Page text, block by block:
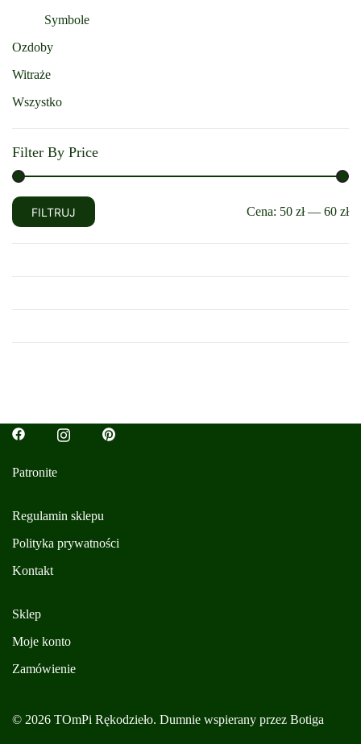
Symbole
Ozdoby
Witraże
Wszystko
Filter By Price
Cena
min
Cena
max
FILTRUJ Cena: 50 zł— 60 zł
Patronite
Regulamin sklepu
Polityka prywatności
Kontakt
Sklep
Moje konto
Zamówienie
© 2026 TOmPi Rękodzieło. Dumnie wspierany przez Botiga